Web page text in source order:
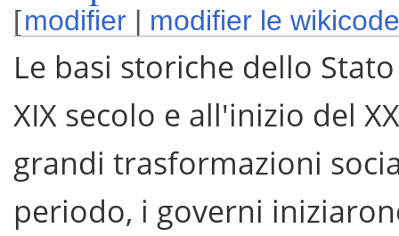
[modifier | modifier le
Le basi storiche dello
XIX secolo e all'inizio del
grandi trasformazioni
periodo, i governi